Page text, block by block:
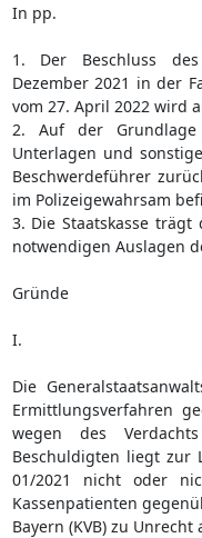
In pp.
1. Der Beschluss
Dezember 2021 in der
vom 27. April 2022 wird
2. Auf der Grundlage
Unterlagen und
Beschwerdeführer
im Polizeigewahrsam
3. Die Staatskasse
notwendigen Auslagen
Gründe
I.
Die
Ermittlungsverfahren
wegen des
Beschuldigten liegt zur
01/2021 nicht oder
Kassenpatienten
Bayern (KVB) zu